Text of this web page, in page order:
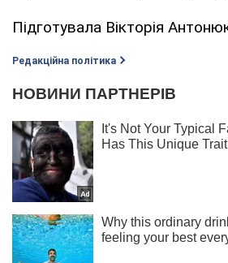
Підготувала Вікторія
Редакційна політика